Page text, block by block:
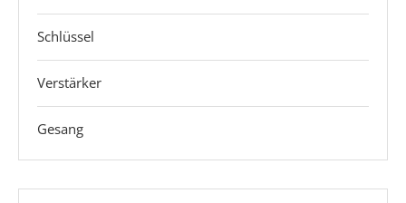
Schlüssel
Verstärker
Gesang